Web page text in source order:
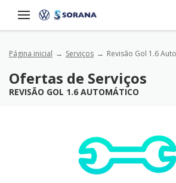
Página inicial Serviços Revisão Gol 1.6
Ofertas de Serviços
REVISÃO GOL 1.6 AUTOMÁTICO